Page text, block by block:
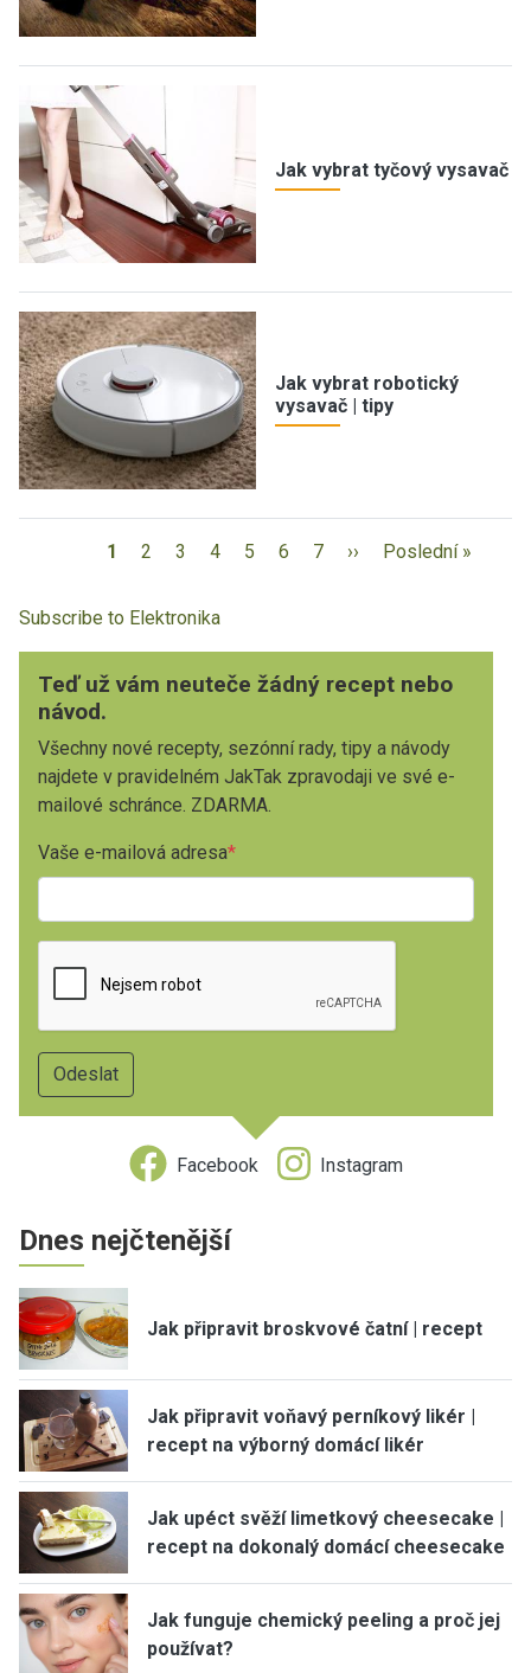
Jak vybrat tyčový vysavač
Jak vybrat robotický
vysavač | tipy
1 2 3 4 5 6 7 ›› Poslední »
Subscribe to Elektronika
Teď už vám neuteče žádný recept nebo
návod.
Všechny nové recepty, sezónní rady, tipy a návody
najdete v pravidelném JakTak zpravodaji ve své e-
mailové schránce. ZDARMA.
Vaše e-mailová adresa
Facebook Instagram
Dnes nejčtenější
Jak připravit broskvové čatní | recept
Jak připravit voňavý perníkový likér |
recept na výborný domácí likér
Jak upéct svěží limetkový cheesecake |
recept na dokonalý domácí cheesecake
Jak funguje chemický peeling a proč jej
používat?